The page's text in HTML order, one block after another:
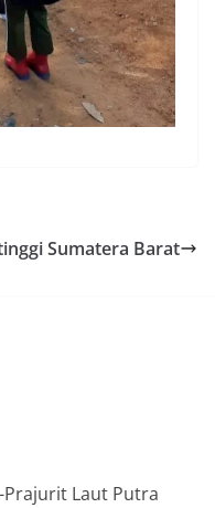
Sumatera Barat
Laut Putra